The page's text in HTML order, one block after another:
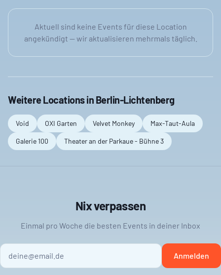
Aktuell sind keine Events für diese Location
angekündigt — wir aktualisieren mehrmals täglich.
Weitere Locations in Berlin-Lichtenberg
Void OXI Garten Velvet Monkey Max-Taut-Aula
Galerie 100 Theater an der Parkaue - Bühne 3
Nix verpassen
Einmal pro Woche die besten Events in deiner Inbox
Anmelden